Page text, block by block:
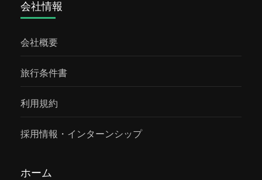
目にかけることができます！地面から約30メ
ピーブリッジ）からは、ジャングルの美しい
ちいいです オラウータン保護センター野生に
近い状態で保護されているオラウータンを見
ンの生態を覗き見しましょう！ エコロッジサ
ク人も多く住んでおり、旧正月には街中がデ
す。ポンティアナック 紹介ページはこちらそ
の他のカリマンタン島のツアー 【主要観光所
のご案内】 ●赤道 記念碑インドネシアで唯一
の赤道記念碑。 生卵立てに挑戦など赤道なら
ではの経験ができるかも！ ●ダヤック民族の
族の伝統家屋。洪水や食物を食べにくる害獣
も長い様式になっています。 手すり付きの階
会社情報
会社概要
旅行条件書
利用規約
採用情報・インターンシップ
ホーム